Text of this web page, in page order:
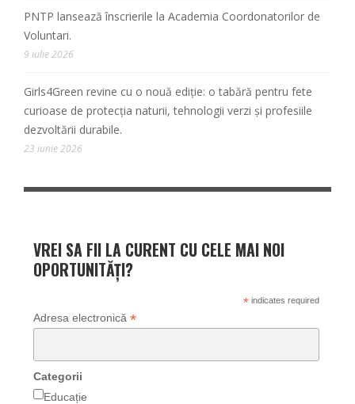
PNTP lansează înscrierile la Academia Coordonatorilor de
Voluntari.
9 iulie 2026
Girls4Green revine cu o nouă ediție: o tabără pentru fete
curioase de protecția naturii, tehnologii verzi și profesiile
dezvoltării durabile.
23 iunie 2026
VREI SA FII LA CURENT CU CELE MAI NOI
OPORTUNITĂȚI?
*indicates required
Adresa electronică *
Categorii
Educație